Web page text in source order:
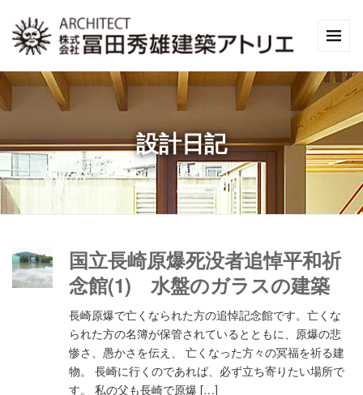
設計日記
国立長崎原爆死没者追悼平和祈
念館(1) 水盤のガラスの建築
長崎原爆で亡くなられた方の追悼記念館です。亡くな
られた方の名簿が保管されているとともに、原爆の悲
惨さ、愚かさを伝え、 亡くなった方々の冥福を祈る建
物。 長崎に行くのであれば、必ず立ち寄りたい場所で
す。 私の父も長崎で原爆 […]